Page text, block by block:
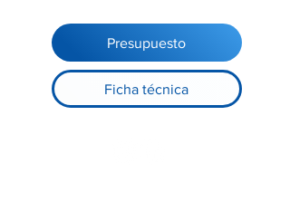
Presupuesto
Ficha técnica